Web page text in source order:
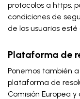
protocolos a https,
condiciones de
de los usuarios
Plataforma de
Ponemos también
plataforma de
Comisión Europea